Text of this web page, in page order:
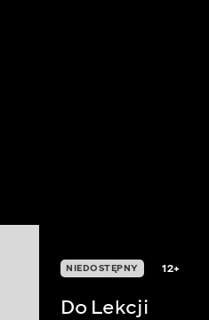
NIEDOSTĘPNY 12+
Do Lekcji